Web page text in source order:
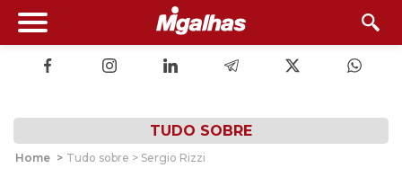
TUDO SOBRE
Home > Tudo sobre > Sergio Rizzi